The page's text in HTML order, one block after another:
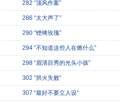
282 “顶风作案”
286 “太大声了”
290 “铿锵玫瑰”
294 “不知道这些人在燃什么”
298 “眉清目秀的光头小孩”
302 “拱火失败”
307 “最好不要立人设”